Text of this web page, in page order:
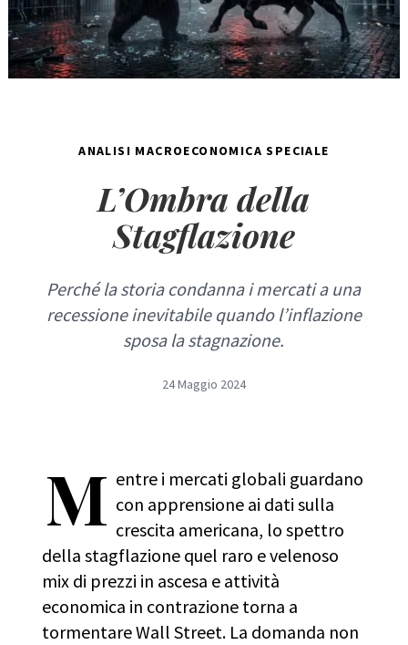
ANALISI MACROECONOMICA SPECIALE
L’Ombra della
Stagflazione
Perché la storia condanna i mercati a una
recessione inevitabile quando l’inflazione
sposa la stagnazione.
24 Maggio 2024
M entre i mercati globali guardano
con apprensione ai dati sulla
crescita americana, lo spettro
della stagflazione quel raro e velenoso
mix di prezzi in ascesa e attività
economica in contrazione torna a
tormentare Wall Street. La domanda non